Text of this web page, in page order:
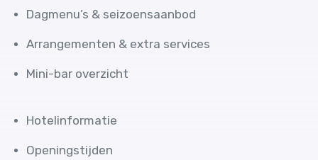
Dagmenu’s & seizoensaanbod
Arrangementen & extra services
Mini-bar overzicht
Hotelinformatie
Openingstijden